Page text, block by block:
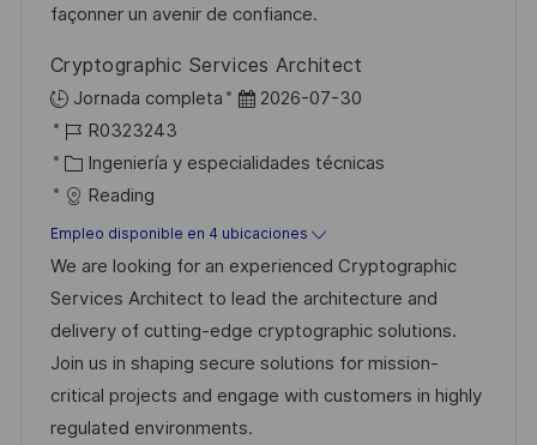
u
l
i
c
a
c
i
ó
n
e
í
façonner un avenir de confiance.
Cryptographic Services Architect
Jornada completa
F
c
a
d
e
p
u
b
l
2026-07-30
I
D
d
e
e
m
p
l
e
o
R0323243
C
a
t
e
g
o
r
í
a
Ingeniería y especialidades técnicas
Reading
Empleo disponible en 4 ubicaciones
We are looking for an experienced Cryptographic
Services Architect to lead the architecture and
delivery of cutting-edge cryptographic solutions.
Join us in shaping secure solutions for mission-
critical projects and engage with customers in highly
regulated environments.